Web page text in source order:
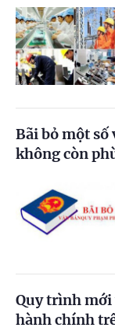
Bãi bỏ một số
không còn
Quy trình mới
hành chính